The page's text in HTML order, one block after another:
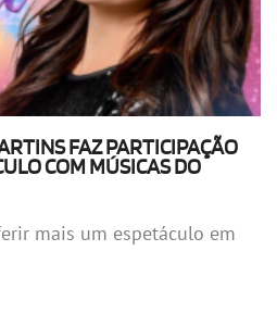
FAZ PARTICIPAÇÃO
COM MÚSICAS DO
mais um espetáculo em